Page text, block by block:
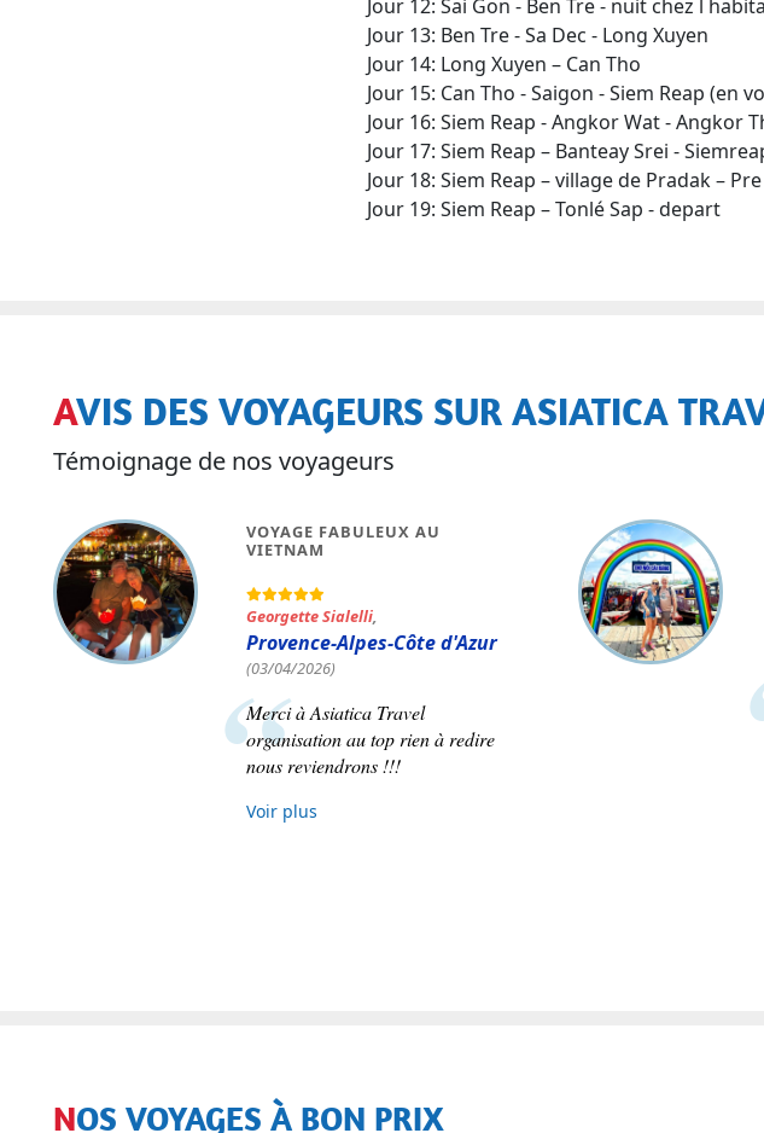
Jour 12: Sai Gon - Ben Tre - nuit chez l
Jour 13: Ben Tre - Sa Dec - Long Xuyen
Jour 14: Long Xuyen – Can Tho
Jour 15: Can Tho - Saigon - Siem Reap (en
Jour 16: Siem Reap - Angkor Wat - Angkor
Jour 17: Siem Reap – Banteay Srei -
Jour 18: Siem Reap – village de Pradak –
Jour 19: Siem Reap – Tonlé Sap - depart
AVIS DES VOYAGEURS SUR ASIATICA
Témoignage de nos voyageurs
VOYAGE VIETNAM ET LAOS
Pierre-Maxime Paré
Ce voyage a été parfaitement
organisé du début à la fin. Notre
représentante fut Mme Le Thu et
nous n'avons que de bons mots à
son sujet.
NOS VOYAGES À BON PRIX